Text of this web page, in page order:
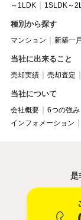
～1LDK 1SLDK～
種別から探す
マンション 新築一
当社に出来ること
売却実績 売却査定
当社について
会社概要 6つの強み
インフォメーション
是